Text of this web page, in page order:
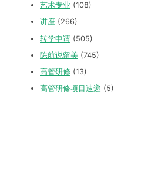
艺术专业 (108)
讲座 (266)
转学申请 (505)
陈航说留美 (745)
高管研修 (13)
高管研修项目速递 (5)